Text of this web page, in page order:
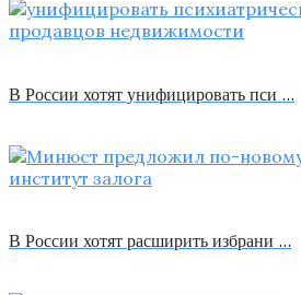
В России хотят унифицировать пси …
В России хотят расширить избрани …